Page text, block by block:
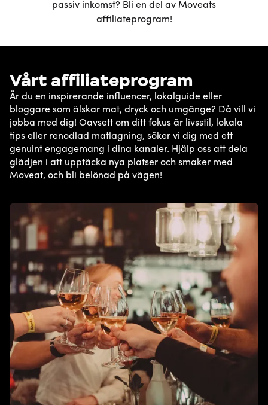
passiv inkomst? Bli en del av Moveats
affiliateprogram!
Vårt affiliateprogram
Är du en inspirerande influencer, lokalguide eller
bloggare som älskar mat, dryck och umgänge? Då vill vi
jobba med dig! Oavsett om ditt fokus är livsstil, lokala
tips eller renodlad matlagning, söker vi dig med ett
genuint engagemang i dina kanaler. Hjälp oss att dela
glädjen i att upptäcka nya platser och smaker med
Moveat, och bli belönad på vägen!